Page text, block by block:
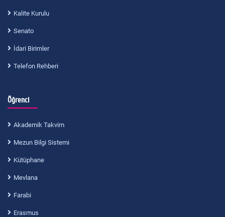
Kalite Kurulu
Senato
İdari Birimler
Telefon Rehberi
Öğrenci
Akademik Takvim
Mezun Bilgi Sistemi
Kütüphane
Mevlana
Farabi
Erasmus